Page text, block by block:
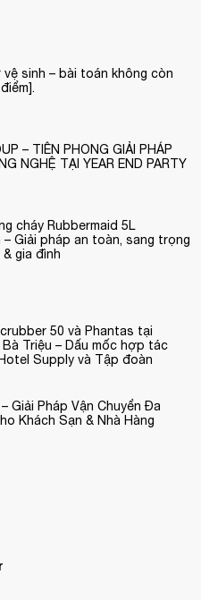
vệ sinh – bài toán không còn
– TIÊN PHONG GIẢI PHÁP
NGHỆ TẠI YEAR END PARTY
cháy Rubbermaid 5L
– Giải pháp an toàn, sang trọng
gia đình
50 và Phantas tại
Triệu – Dấu mốc hợp tác
Supply và Tập đoàn
Giải Pháp Vận Chuyển Đa
Khách Sạn & Nhà Hàng